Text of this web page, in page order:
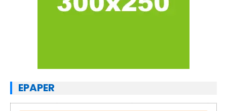
EPAPER